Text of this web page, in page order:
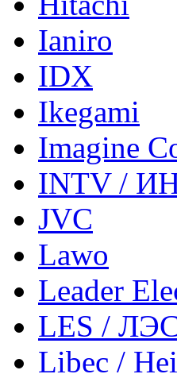
Ianiro
IDX
Ikegami
Imagine
INTV /
JVC
Lawo
Leader
LES /
Libec /